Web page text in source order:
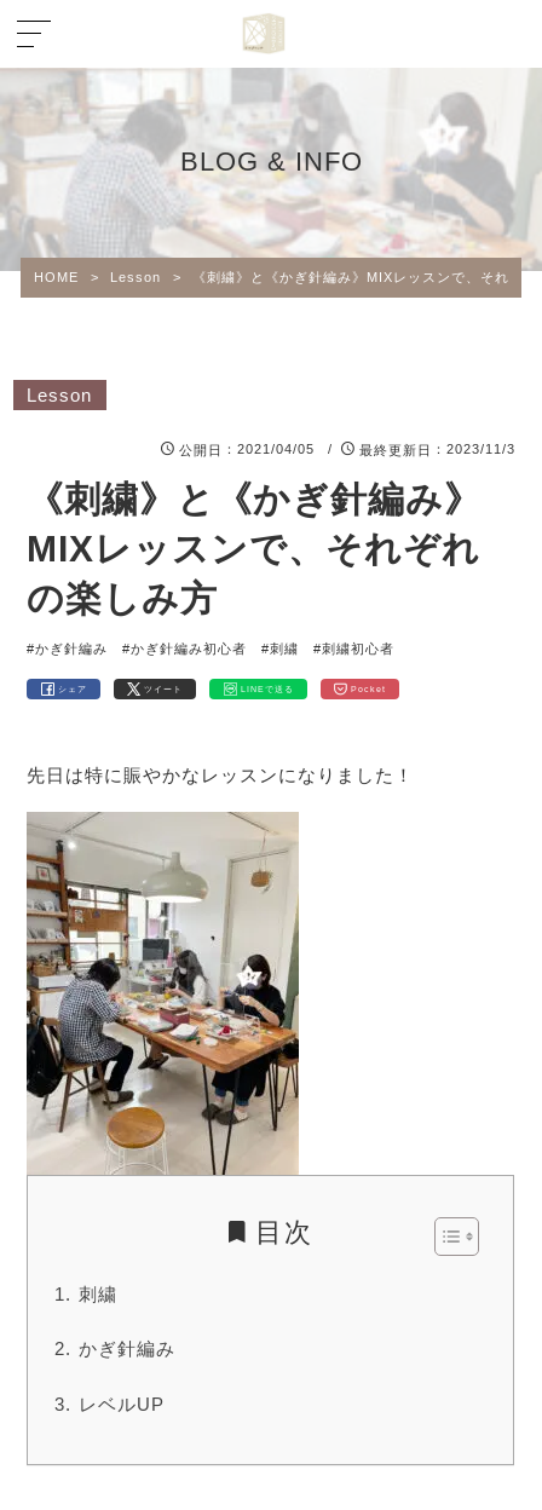
BLOG & INFO
HOME > Lesson > 《刺繍》と《かぎ針編み》MIXレッスンで、それぞ
Lesson
公開日 ：2021/04/05 / 最終更新日 ：2023/11/3
《刺繍》と《かぎ針編み》
MIXレッスンで、それぞれ
の楽しみ方
#かぎ針編み #かぎ針編み初心者 #刺繍 #刺繍初心者
シェア ツイート LINEで送る Pocket
先日は特に賑やかなレッスンになりました！
目次
刺繍
かぎ針編み
レベルUP